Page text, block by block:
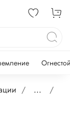
...